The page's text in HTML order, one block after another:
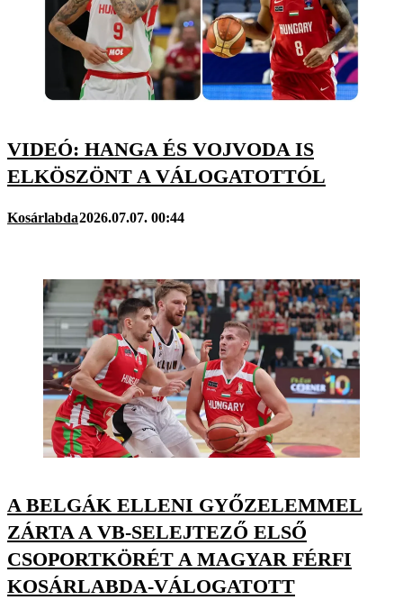
VIDEÓ: HANGA ÉS VOJVODA IS
ELKÖSZÖNT A VÁLOGATOTTÓL
Kosárlabda2026.07.07. 00:44
A BELGÁK ELLENI GYŐZELEMMEL
ZÁRTA A VB-SELEJTEZŐ ELSŐ
CSOPORTKÖRÉT A MAGYAR FÉRFI
KOSÁRLABDA-VÁLOGATOTT